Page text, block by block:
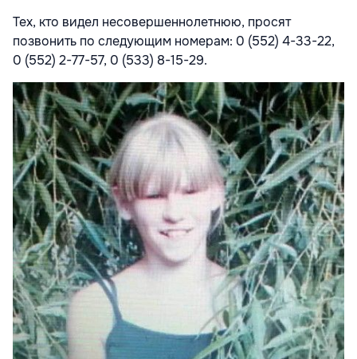
Тех, кто видел несовершеннолетнюю, просят
позвонить по следующим номерам: 0 (552) 4-33-22,
0 (552) 2-77-57, 0 (533) 8-15-29.